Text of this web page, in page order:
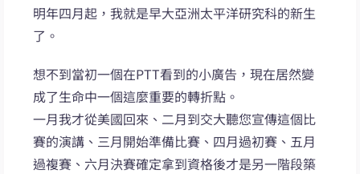
明年四月起，我就是早大亞洲太平洋研究科的新生
了。
想不到當初一個在PTT看到的小廣告，現在居然變
成了生命中一個這麼重要的轉折點。
一月我才從美國回來、二月到交大聽您宣傳這個比
賽的演講、三月開始準備比賽、四月過初賽、五月
過複賽、六月決賽確定拿到資格後才是另一階段築